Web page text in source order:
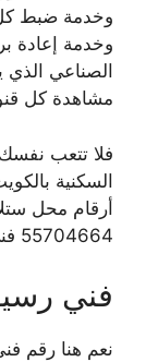
وخدمة ضبط
وخدمة إعادة
الصناعي الذي
مشاهدة كل
فلا تتعب
السكنية
أرقام محل
55704664 فنى ستلايت الشويخ السكنية الكويت.
فني
نعم هنا رقم